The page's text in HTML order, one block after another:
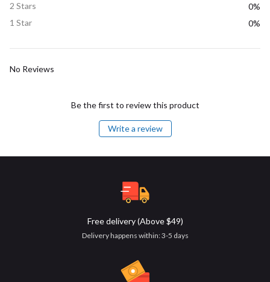
2 Stars
0%
1 Star
0%
No Reviews
Be the first to review this product
Write a review
Free delivery (Above $49)
Delivery happens within: 3-5 days